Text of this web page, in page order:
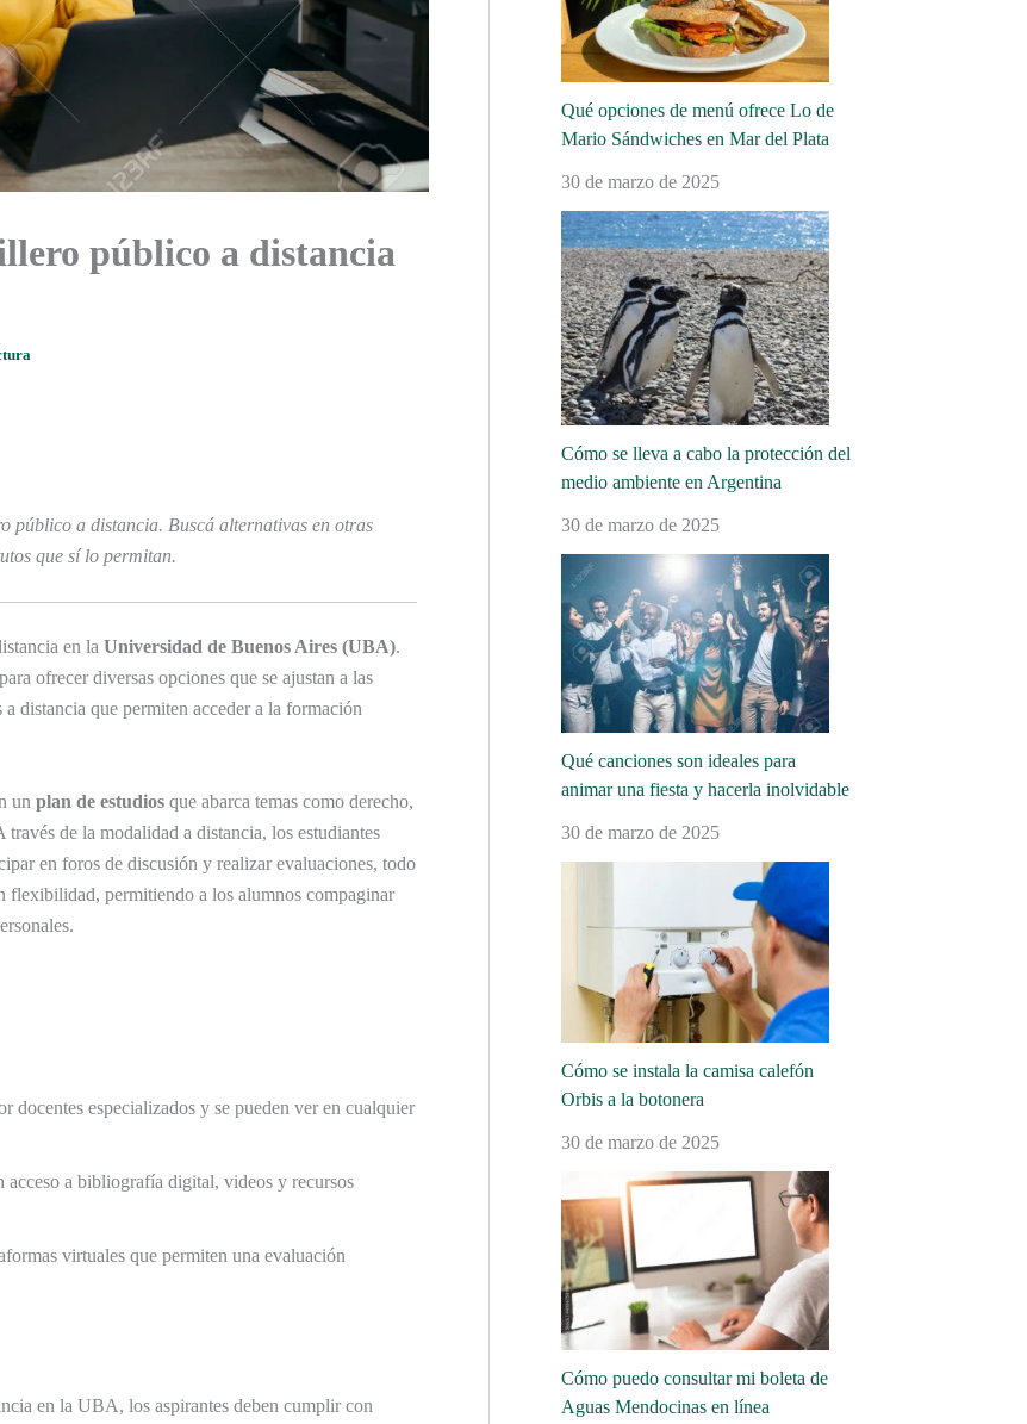
público a distancia
público a distancia. Buscá alternativas en otras
que sí lo permitan.
en la Universidad de Buenos Aires (UBA).
ofrecer diversas opciones que se ajustan a las
distancia que permiten acceder a la formación
un plan de estudios que abarca temas como derecho,
de la modalidad a distancia, los estudiantes
en foros de discusión y realizar evaluaciones, todo
flexibilidad, permitiendo a los alumnos compaginar
docentes especializados y se pueden ver en cualquier
acceso a bibliografía digital, videos y recursos
virtuales que permiten una evaluación
en la UBA, los aspirantes deben cumplir con
Qué opciones de menú ofrece Lo de
Mario Sándwiches en Mar del Plata
30 de marzo de 2025
Cómo se lleva a cabo la protección del
medio ambiente en Argentina
30 de marzo de 2025
Qué canciones son ideales para
animar una fiesta y hacerla inolvidable
30 de marzo de 2025
Cómo se instala la camisa calefón
Orbis a la botonera
30 de marzo de 2025
Cómo puedo consultar mi boleta de
Aguas Mendocinas en línea